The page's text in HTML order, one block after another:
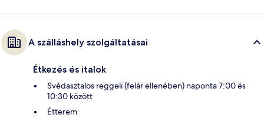
A szálláshely szolgáltatásai
Étkezés és italok
Svédasztalos reggeli (felár ellenében) naponta 7:00 és
10:30 között
Étterem